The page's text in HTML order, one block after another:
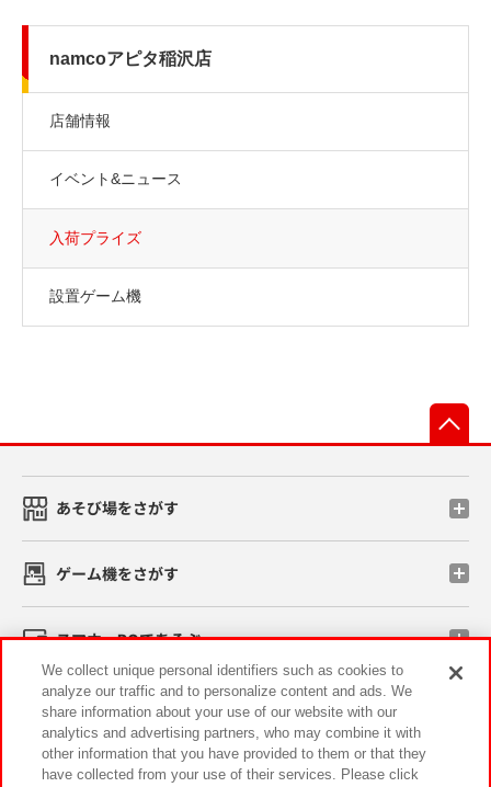
namcoアピタ稲沢店
店舗情報
イベント&ニュース
入荷プライズ
設置ゲーム機
あそび場をさがす
ゲーム機をさがす
スマホ・PCであそぶ
イベント・キャンペーン
We collect unique personal identifiers such as cookies to
analyze our traffic and to personalize content and ads. We
share information about your use of our website with our
analytics and advertising partners, who may combine it with
other information that you have provided to them or that they
have collected from your use of their services. Please click